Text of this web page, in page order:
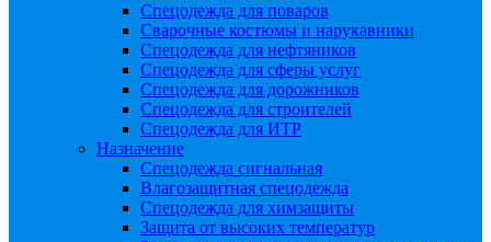
Спецодежда для поваров
Сварочные костюмы и нарукавники
Спецодежда для нефтяников
Спецодежда для сферы услуг
Спецодежда для дорожников
Спецодежда для строителей
Спецодежда для ИТР
Назначение
Спецодежда сигнальная
Влагозащитная спецодежда
Спецодежда для химзащиты
Защита от высоких температур